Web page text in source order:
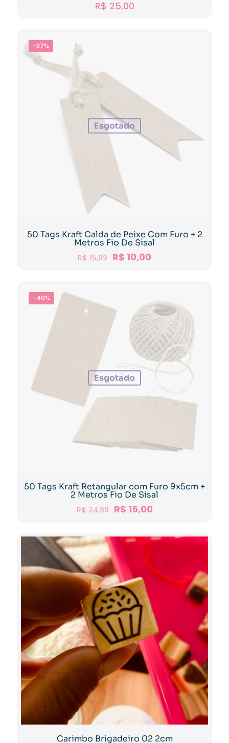
R$ 25,00
-37%
Esgotado
50 Tags Kraft Calda de Peixe Com Furo + 2
Metros Fio De Sisal
R$15,99 R$ 10,00
-40%
Esgotado
50 Tags Kraft Retangular com Furo 9x5cm +
2 Metros Fio De Sisal
R$24,99 R$ 15,00
Carimbo Brigadeiro 02 2cm